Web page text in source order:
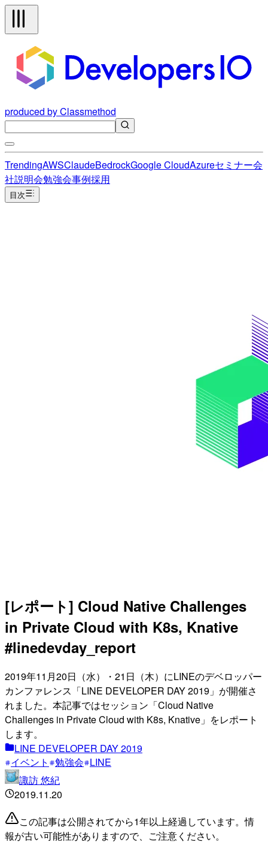
produced by Classmethod
TrendingAWSClaudeBedrockGoogle CloudAzureセミナー会
社説明会勉強会事例採用
目次
[レポート] Cloud Native Challenges
in Private Cloud with K8s, Knative
#linedevday_report
2019年11月20日（水）・21日（木）にLINEのデベロッパー
カンファレンス「LINE DEVELOPER DAY 2019」が開催さ
れました。本記事ではセッション「Cloud Native
Challenges in Private Cloud with K8s, Knative」をレポート
します。
LINE DEVELOPER DAY 2019
イベント
勉強会 LINE
諏訪 悠紀
2019.11.20
この記事は公開されてから1年以上経過しています。情
報が古い可能性がありますので、ご注意ください。